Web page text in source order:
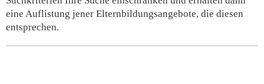
eine Auflistung jener Elternbildungsangebote, die diesen
entsprechen.